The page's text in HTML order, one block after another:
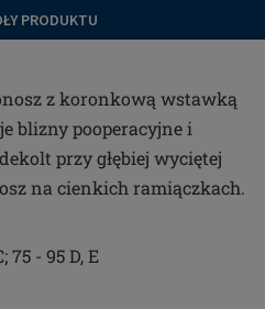
PRODUKTU
z koronkową wstawką
blizny pooperacyjne i
przy głębiej wyciętej
na cienkich ramiączkach.
75 - 95 D, E